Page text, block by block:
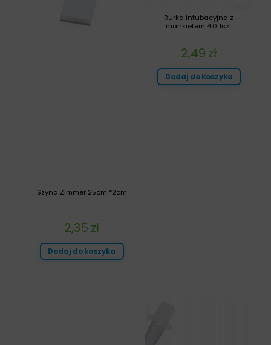
Rurka intubacyjna z
mankietem 4.0 1szt
2,49 zł
Dodaj do koszyka
Szyna Zimmer 25cm *2cm
2,35 zł
Dodaj do koszyka